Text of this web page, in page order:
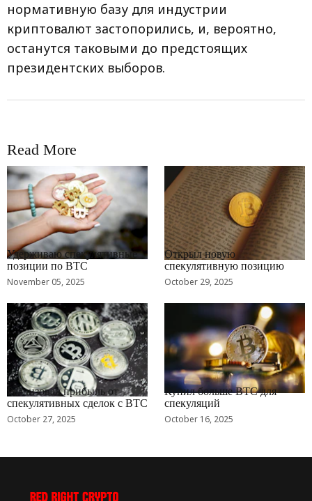
нормативную базу для индустрии
криптовалют застопорились, и, вероятно,
останутся таковыми до предстоящих
президентских выборов.
Read More
RRCNEWS_RU
Удерживаю спекулятивные
позиции по BTC
November 05, 2025
RRCNEWS_RU
Открыл новую
спекулятивную позицию
October 29, 2025
RRCNEWS_RU
Реализовал прибыль от
спекулятивных сделок с BTC
October 27, 2025
RRCNEWS_RU
Купил больше BTC для
спекуляций
October 16, 2025